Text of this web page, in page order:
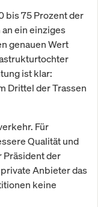
bis 75 Prozent der
ein einziges
genauen Wert
ist klar:
Drittel der Trassen
Für
Qualität und
Präsident der
Anbieter das
keine